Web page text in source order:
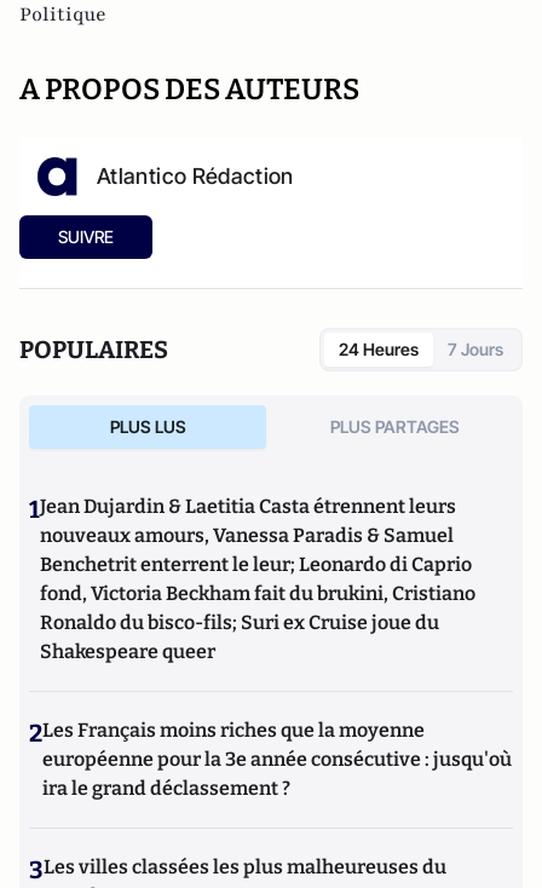
Politique
A PROPOS DES AUTEURS
Atlantico Rédaction
SUIVRE
POPULAIRES 24 Heures 7 Jours
PLUS LUS PLUS PARTAGES
1Jean Dujardin & Laetitia Casta étrennent leurs
nouveaux amours, Vanessa Paradis & Samuel
Benchetrit enterrent le leur; Leonardo di Caprio
fond, Victoria Beckham fait du brukini, Cristiano
Ronaldo du bisco-fils; Suri ex Cruise joue du
Shakespeare queer
2Les Français moins riches que la moyenne
européenne pour la 3e année consécutive : jusqu'où
ira le grand déclassement ?
3Les villes classées les plus malheureuses du